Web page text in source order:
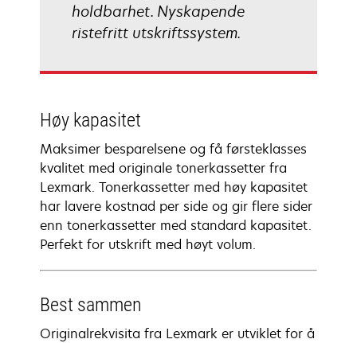
holdbarhet. Nyskapende
ristefritt utskriftssystem.
Høy kapasitet
Maksimer besparelsene og få førsteklasses
kvalitet med originale tonerkassetter fra
Lexmark. Tonerkassetter med høy kapasitet
har lavere kostnad per side og gir flere sider
enn tonerkassetter med standard kapasitet.
Perfekt for utskrift med høyt volum.
Best sammen
Originalrekvisita fra Lexmark er utviklet for å